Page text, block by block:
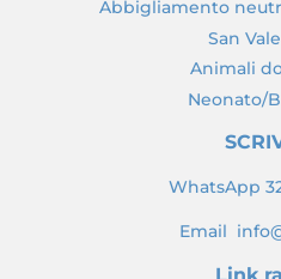
Abbigliamento
San
Animali
Neonato/
WhatsApp
Email